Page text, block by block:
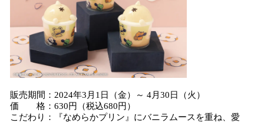
販売期間：2024年3月1日（金）～ 4月30日（火）
価 格：630円（税込680円）
こだわり：『なめらかプリン』にバニラムースを重ね、愛